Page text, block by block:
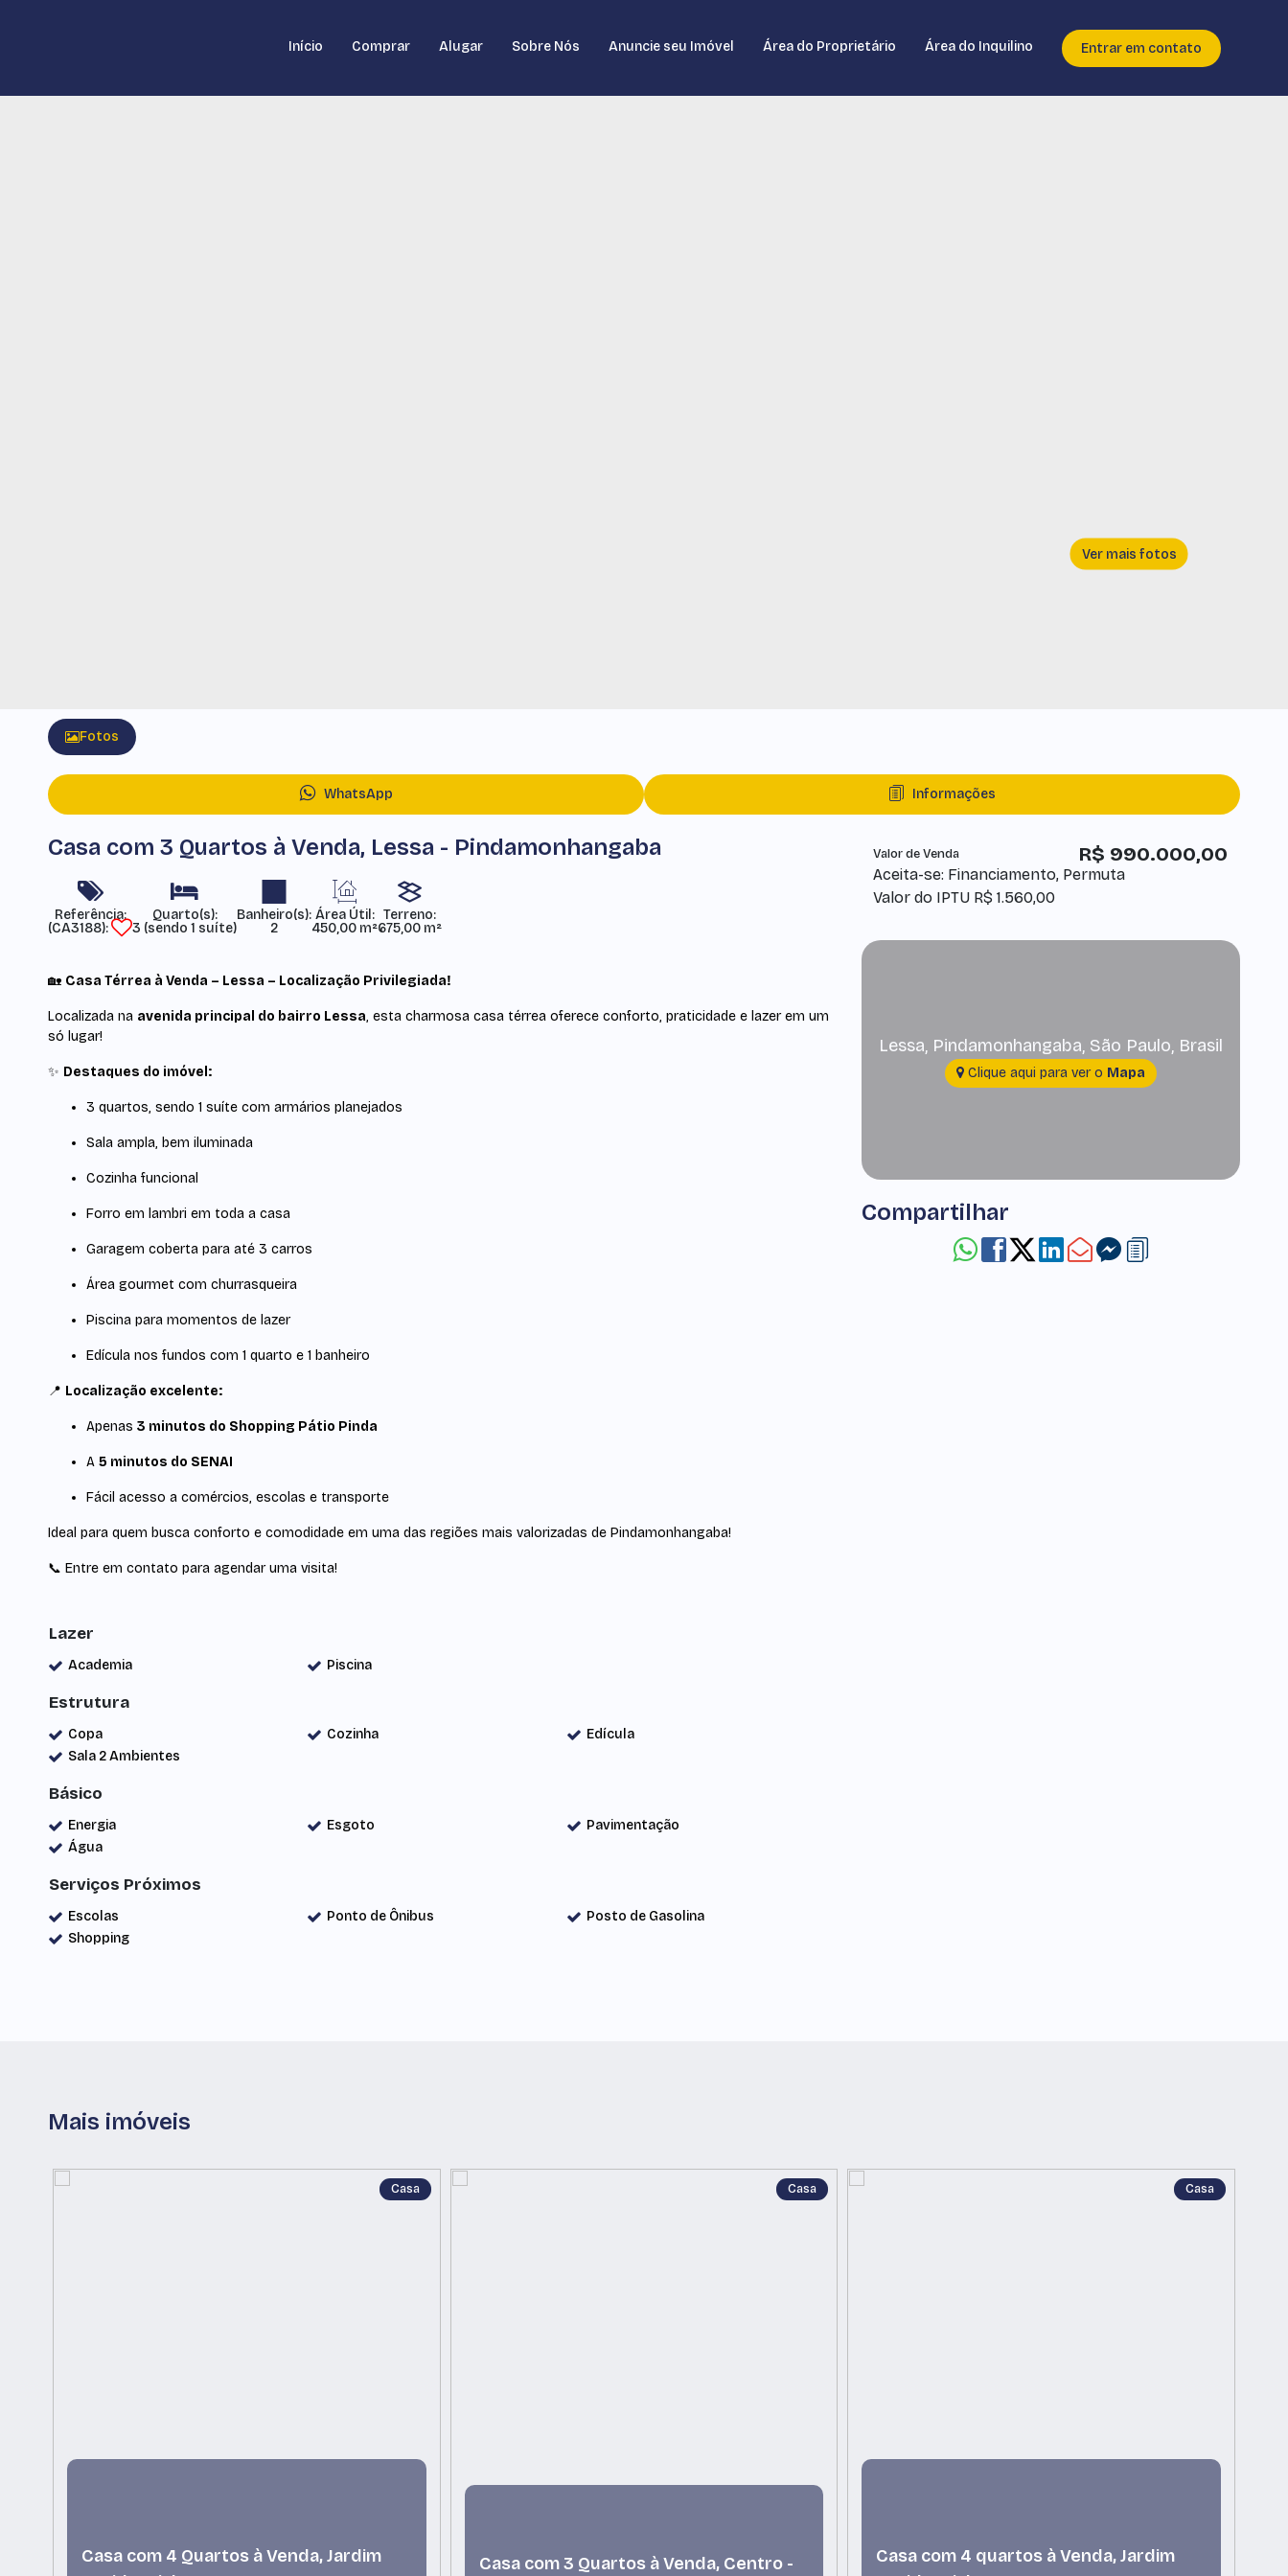
Área do Inquilino
Área do Proprietário
Anuncie seu Imóvel
Sobre Nós
Alugar
Comprar
Início Entrar em contato
Fotos
WhatsApp Informações
Casa com 3 Quartos à Venda, Lessa - Pindamonhangaba
Referência:
(CA3188)
3 (sendo 1 suíte) 2
Área Útil:
450,00 m²
Terreno:
675,00 m²
🏡 Casa Térrea à Venda – Lessa – Localização Privilegiada!
Localizada na avenida principal do bairro Lessa, esta charmosa casa térrea oferece conforto, praticidade e lazer em um
só lugar!
✨ Destaques do imóvel:
3 quartos, sendo 1 suíte com armários planejados
Sala ampla, bem iluminada
Cozinha funcional
Forro em lambri em toda a casa
Garagem coberta para até 3 carros
Área gourmet com churrasqueira
Piscina para momentos de lazer
Edícula nos fundos com 1 quarto e 1 banheiro
📍 Localização excelente:
Apenas 3 minutos do Shopping Pátio Pinda
A 5 minutos do SENAI
Fácil acesso a comércios, escolas e transporte
Ideal para quem busca conforto e comodidade em uma das regiões mais valorizadas de Pindamonhangaba!
📞 Entre em contato para agendar uma visita!
Lazer
Academia Piscina
Estrutura
Copa Cozinha
Edícula
Sala 2 Ambientes
Básico
Energia Esgoto
Pavimentação
Água
Serviços Próximos
Escolas Ponto de Ônibus
Posto de Gasolina
Shopping
R$ 990.000,00
Valor de Venda
Aceita-se: Financiamento, Permuta
Valor do IPTU R$ 1.560,00
Lessa, Pindamonhangaba, São Paulo, Brasil
Clique aqui para ver o Mapa
Compartilhar
Mais imóveis
Casa
Casa com 4 Quartos à Venda, Jardim
Casa
Casa com 3 Quartos à Venda, Centro -
Casa
Casa com 4 quartos à Venda, Jardim